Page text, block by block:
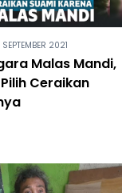
2021
Malas Mandi,
Ceraikan